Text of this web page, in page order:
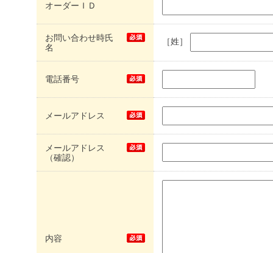
オーダーＩＤ
お問い合わせ時氏
名
［姓］
電話番号
メールアドレス
メールアドレス
（確認）
内容